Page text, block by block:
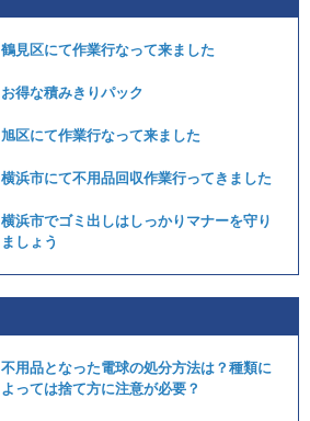
鶴見区にて作業行なって来ました
お得な積みきりパック
旭区にて作業行なって来ました
横浜市にて不用品回収作業行ってきました
横浜市でゴミ出しはしっかりマナーを守り
ましょう
不用品となった電球の処分方法は？種類に
よっては捨て方に注意が必要？